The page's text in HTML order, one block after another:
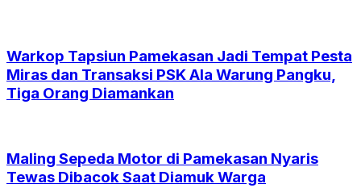
Warkop Tapsiun Pamekasan Jadi Tempat Pesta
Miras dan Transaksi PSK Ala Warung Pangku,
Tiga Orang Diamankan
Maling Sepeda Motor di Pamekasan Nyaris
Tewas Dibacok Saat Diamuk Warga